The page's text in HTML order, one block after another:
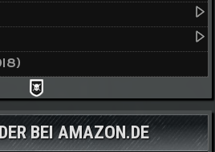
BEI AMAZON.DE